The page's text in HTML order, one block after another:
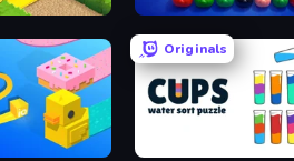
Pixel Blast
Originals